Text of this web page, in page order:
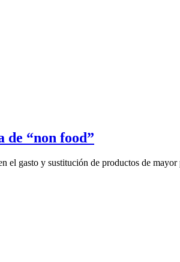
de “non food”
el gasto y sustitución de productos de mayor